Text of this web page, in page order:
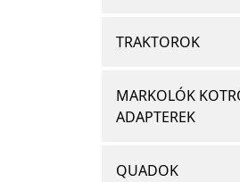
TRAKTOROK
MARKOLÓK
ADAPTEREK
QUADOK